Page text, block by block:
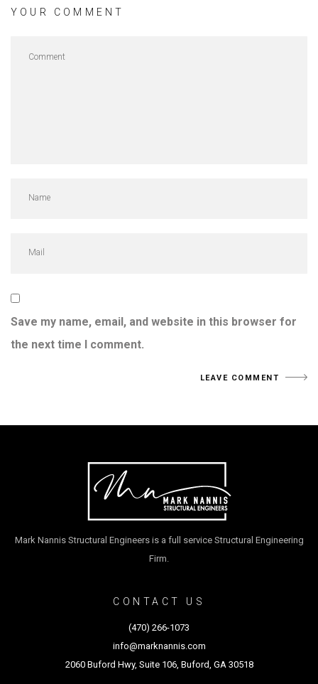
YOUR COMMENT
Save my name, email, and website in this browser for
the next time I comment.
Mark Nannis Structural Engineers is a full service Structural Engineering
Firm.
CONTACT US
(470) 266-1073
info@marknannis.com
2060 Buford Hwy, Suite 106, Buford, GA 30518